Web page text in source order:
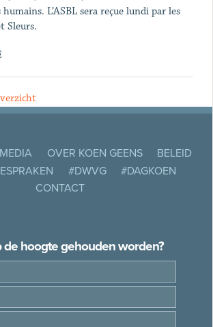
L’ASBL sera reçue lundi par les
Sleurs.
OVER KOEN GEENS
BELEID
#DWVG
#DAGKOEN
CONTACT
de hoogte gehouden worden?